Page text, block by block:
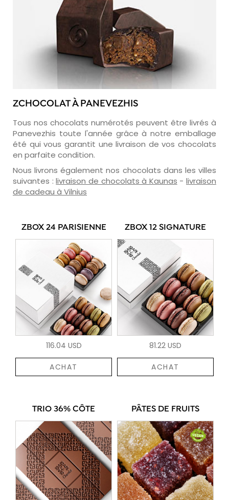
ZCHOCOLAT À PANEVEZHIS
Tous nos chocolats numérotés peuvent être livrés à
Panevezhis toute l'année grâce à notre emballage
été qui vous garantit une livraison de vos chocolats
en parfaite condition.
Nous livrons également nos chocolats dans les villes
suivantes :livraison de chocolats à Kaunas - livraison
de cadeau à Vilnius
ZBOX 24 PARISIENNE
116.04 USD
ACHAT
ZBOX 12 SIGNATURE
81.22 USD
ACHAT
TRIO 36% CÔTE PÂTES DE FRUITS